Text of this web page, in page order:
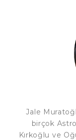
Jale
birçok
Kırkoğlu ve